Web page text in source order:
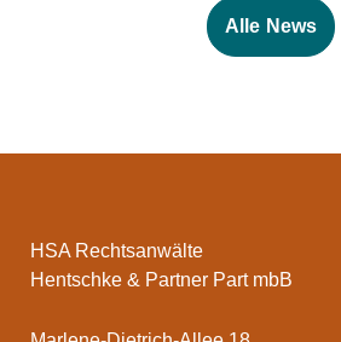
Alle News
HSA Rechtsanwälte
Hentschke & Partner Part mbB